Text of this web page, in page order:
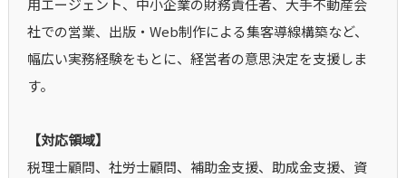
用エージェント、中小企業の財務責任者、大手不動産会
社での営業、出版・Web制作による集客導線構築など、
幅広い実務経験をもとに、経営者の意思決定を支援しま
す。
【対応領域】
税理士顧問、社労士顧問、補助金支援、助成金支援、資